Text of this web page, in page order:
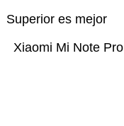
Superior es mejor
Xiaomi Mi Note Pro